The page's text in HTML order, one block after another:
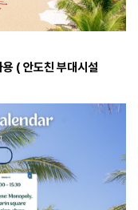
( 안도친 부대시설